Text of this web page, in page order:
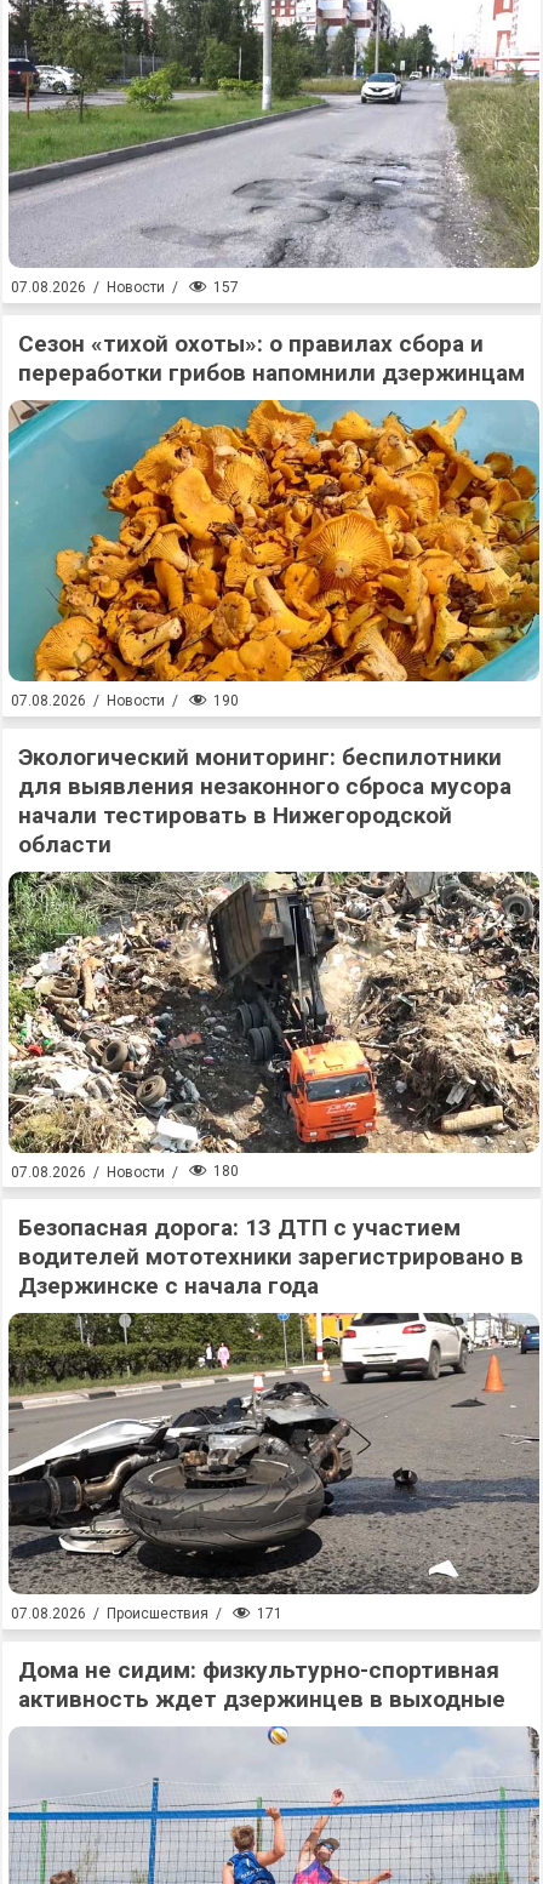
07.08.2026 / Новости / 157
Сезон «тихой охоты»: о правилах сбора и
переработки грибов напомнили дзержинцам
07.08.2026 / Новости / 190
Экологический мониторинг: беспилотники
для выявления незаконного сброса мусора
начали тестировать в Нижегородской
области
07.08.2026 / Новости / 180
Безопасная дорога: 13 ДТП с участием
водителей мототехники зарегистрировано в
Дзержинске с начала года
07.08.2026 / Происшествия / 171
Дома не сидим: физкультурно-спортивная
активность ждет дзержинцев в выходные